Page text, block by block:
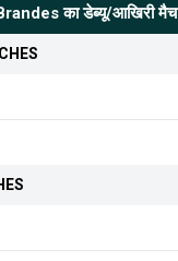
का डेब्यू/आखिरी मैच